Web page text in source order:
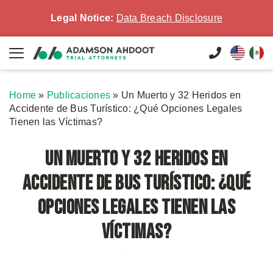
Legal Notice: Data Breach Disclosure
Home » Publicaciones » Un Muerto y 32 Heridos en
Accidente de Bus Turístico: ¿Qué Opciones Legales
Tienen las Víctimas?
Un Muerto y 32 Heridos en
Accidente de Bus Turístico: ¿Qué
Opciones Legales Tienen las
Víctimas?